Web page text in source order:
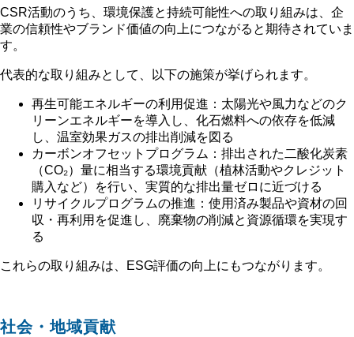
CSR活動のうち、環境保護と持続可能性への取り組みは、企
業の信頼性やブランド価値の向上につながると期待されていま
す。
代表的な取り組みとして、以下の施策が挙げられます。
再生可能エネルギーの利用促進：太陽光や風力などのク
リーンエネルギーを導入し、化石燃料への依存を低減
し、温室効果ガスの排出削減を図る
カーボンオフセットプログラム：排出された二酸化炭素
（CO₂）量に相当する環境貢献（植林活動やクレジット
購入など）を行い、実質的な排出量ゼロに近づける
リサイクルプログラムの推進：使用済み製品や資材の回
収・再利用を促進し、廃棄物の削減と資源循環を実現す
る
これらの取り組みは、ESG評価の向上にもつながります。
社会・地域貢献